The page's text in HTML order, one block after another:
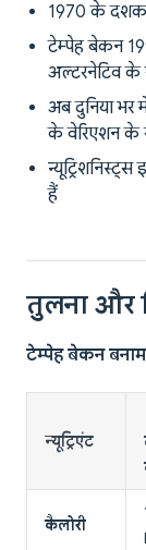
1970 के दशक
टेम्पेह बेकन
अल्टरनेटिव के
अब दुनिया भर
के वेरिएशन के
न्यूट्रिशनिस्ट्स
हैं
तुलना और
टेम्पेह बेकन बनाम
न्यूट्रिएंट
कैलोरी